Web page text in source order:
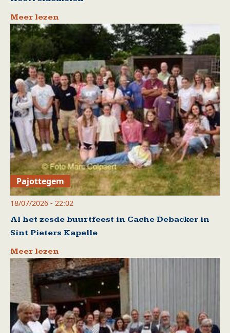
Meer lezen
Pajottegem
18/07/2026 - 22:02
Al het zesde buurtfeest in Cache Debacker in
Sint Pieters Kapelle
Meer lezen